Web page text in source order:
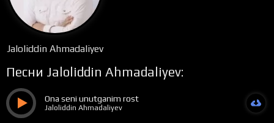
Jaloliddin Ahmadaliyev
Песни Jaloliddin Ahmadaliyev:
Ona seni unutganim rost
Jaloliddin Ahmadaliyev